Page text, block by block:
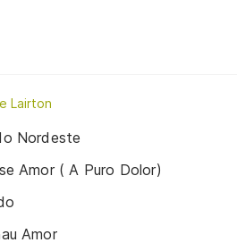
Lairton
Nordeste
Amor ( A Puro Dolor)
Amor